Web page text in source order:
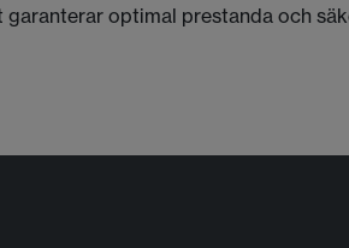
optimal prestanda och